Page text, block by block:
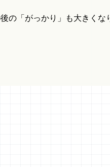
の「がっかり」も大きくな